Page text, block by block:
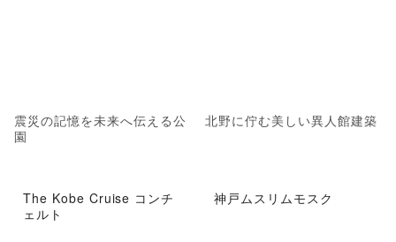
震災の記憶を未来へ伝える公
園
北野に佇む美しい異人館建築
The Kobe Cruise コンチ
ェルト
神戸ムスリムモスク